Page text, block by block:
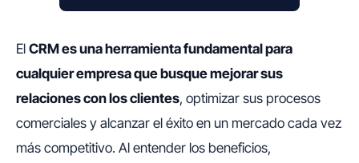
El CRM es una herramienta fundamental para
cualquier empresa que busque mejorar sus
relaciones con los clientes, optimizar sus procesos
comerciales y alcanzar el éxito en un mercado cada vez
más competitivo. Al entender los beneficios,